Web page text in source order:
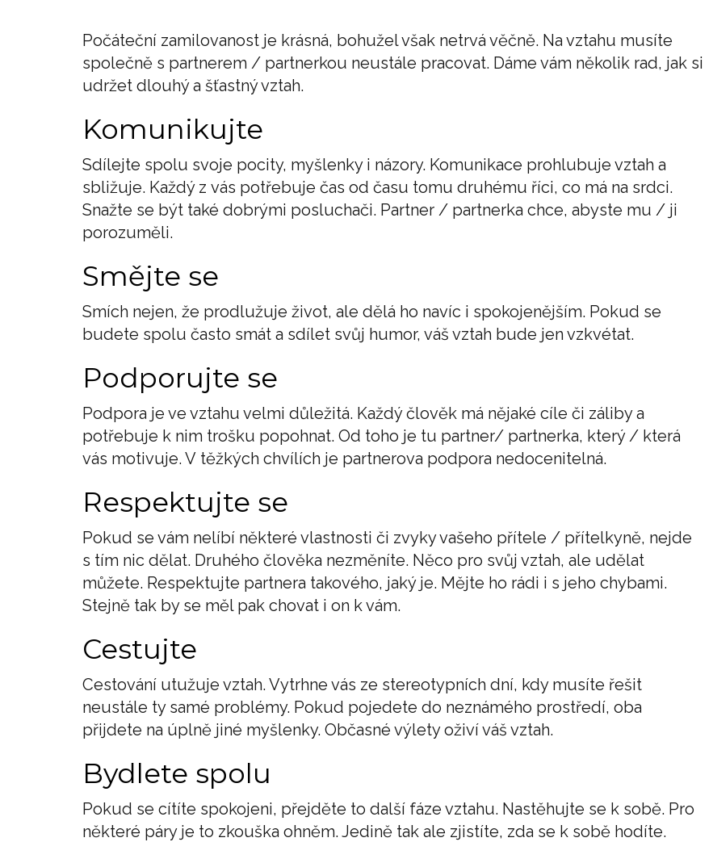
Počáteční zamilovanost je krásná, bohužel však netrvá věčně. Na vztahu musíte
společně s partnerem / partnerkou neustále pracovat. Dáme vám několik rad, jak si
udržet dlouhý a šťastný vztah.
Komunikujte
Sdílejte spolu svoje pocity, myšlenky i názory. Komunikace prohlubuje vztah a
sbližuje. Každý z vás potřebuje čas od času tomu druhému říci, co má na srdci.
Snažte se být také dobrými posluchači. Partner / partnerka chce, abyste mu / ji
porozuměli.
Smějte se
Smích nejen, že prodlužuje život, ale dělá ho navíc i spokojenějším. Pokud se
budete spolu často smát a sdílet svůj humor, váš vztah bude jen vzkvétat.
Podporujte se
Podpora je ve vztahu velmi důležitá. Každý člověk má nějaké cíle či záliby a
potřebuje k nim trošku popohnat. Od toho je tu partner/ partnerka, který / která
vás motivuje. V těžkých chvílích je partnerova podpora nedocenitelná.
Respektujte se
Pokud se vám nelíbí některé vlastnosti či zvyky vašeho přítele / přítelkyně, nejde
s tím nic dělat. Druhého člověka nezměníte. Něco pro svůj vztah, ale udělat
můžete. Respektujte partnera takového, jaký je. Mějte ho rádi i s jeho chybami.
Stejně tak by se měl pak chovat i on k vám.
Cestujte
Cestování utužuje vztah. Vytrhne vás ze stereotypních dní, kdy musíte řešit
neustále ty samé problémy. Pokud pojedete do neznámého prostředí, oba
přijdete na úplně jiné myšlenky. Občasné výlety oživí váš vztah.
Bydlete spolu
Pokud se cítíte spokojeni, přejděte to další fáze vztahu. Nastěhujte se k sobě. Pro
některé páry je to zkouška ohněm. Jedině tak ale zjistíte, zda se k sobě hodíte.